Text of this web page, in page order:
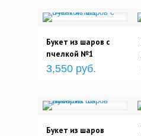
Букет из шаров с
пчелкой №1
3,550 руб.
Букет из шаров